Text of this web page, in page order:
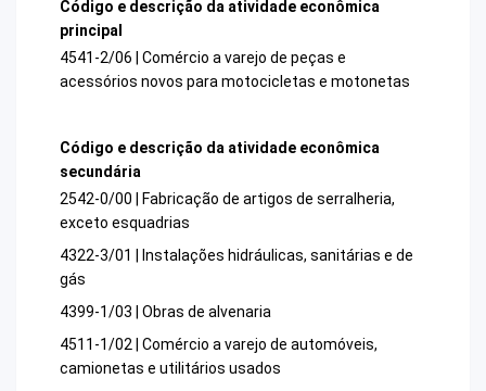
Código e descrição da atividade econômica
principal
4541-2/06 | Comércio a varejo de peças e
acessórios novos para motocicletas e motonetas
Código e descrição da atividade econômica
secundária
2542-0/00 | Fabricação de artigos de serralheria,
exceto esquadrias
4322-3/01 | Instalações hidráulicas, sanitárias e de
gás
4399-1/03 | Obras de alvenaria
4511-1/02 | Comércio a varejo de automóveis,
camionetas e utilitários usados